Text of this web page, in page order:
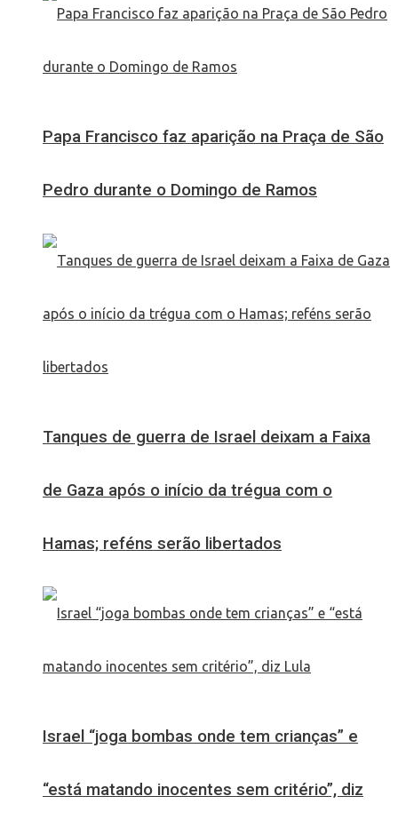
Papa Francisco faz aparição na Praça de São
Pedro durante o Domingo de Ramos
Tanques de guerra de Israel deixam a Faixa
de Gaza após o início da trégua com o
Hamas; reféns serão libertados
Israel “joga bombas onde tem crianças” e
“está matando inocentes sem critério”, diz